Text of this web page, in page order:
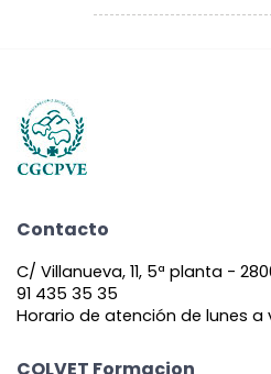
Contacto
C/ Villanueva, 11, 5ª planta -
91 435 35 35
Horario de atención de lunes a